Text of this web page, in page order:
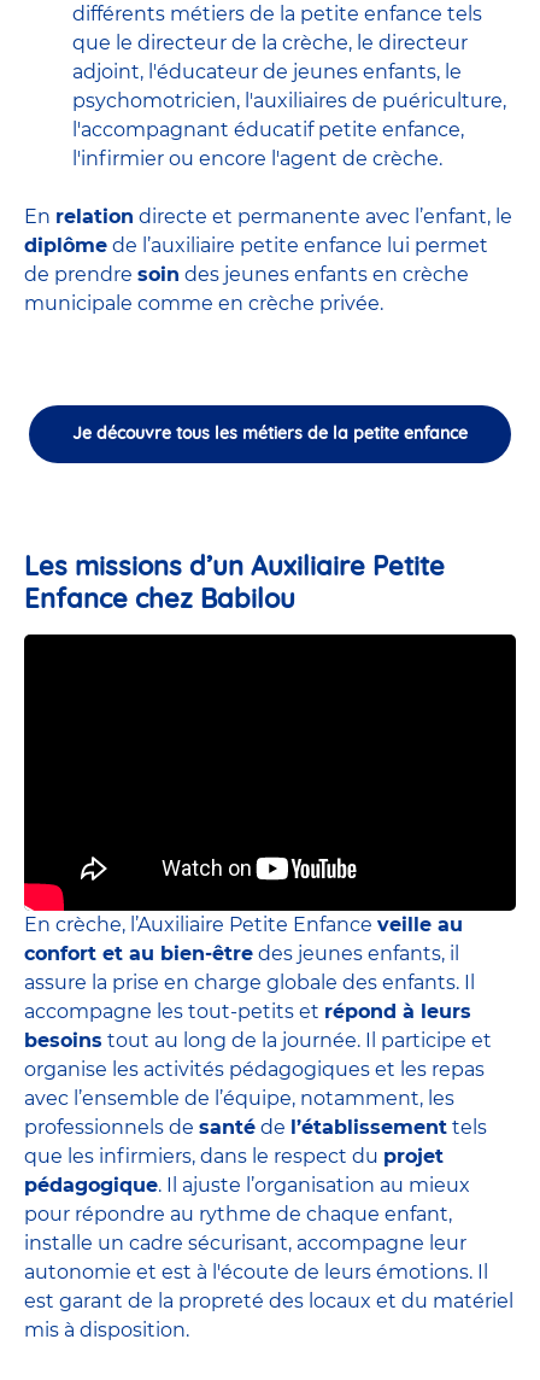
différents métiers de la petite enfance tels
que le directeur de la crèche, le directeur
adjoint, l'éducateur de jeunes enfants, le
psychomotricien, l'auxiliaires de puériculture,
l'accompagnant éducatif petite enfance,
l'infirmier ou encore l'agent de crèche.
En relation directe et permanente avec l’enfant, le
diplôme de l’auxiliaire petite enfance lui permet
de prendre soin des jeunes enfants en crèche
municipale comme en crèche privée.
Je découvre tous les métiers de la petite enfance
Les missions d’un Auxiliaire Petite
Enfance chez Babilou
En crèche, l’Auxiliaire Petite Enfance veille au
confort et au bien-être des jeunes enfants, il
assure la prise en charge globale des enfants. Il
accompagne les tout-petits et répond à leurs
besoins tout au long de la journée. Il participe et
organise les activités pédagogiques et les repas
avec l’ensemble de l’équipe, notamment, les
professionnels de santé de l’établissement tels
que les infirmiers, dans le respect du projet
pédagogique. Il ajuste l’organisation au mieux
pour répondre au rythme de chaque enfant,
installe un cadre sécurisant, accompagne leur
autonomie et est à l'écoute de leurs émotions. Il
est garant de la propreté des locaux et du matériel
mis à disposition.